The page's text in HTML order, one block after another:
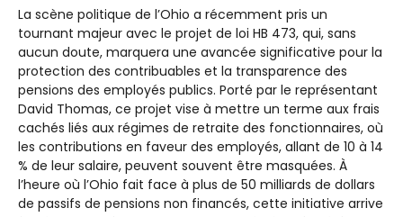
La scène politique de l’Ohio a récemment pris un
tournant majeur avec le projet de loi HB 473, qui, sans
aucun doute, marquera une avancée significative pour la
protection des contribuables et la transparence des
pensions des employés publics. Porté par le représentant
David Thomas, ce projet vise à mettre un terme aux frais
cachés liés aux régimes de retraite des fonctionnaires, où
les contributions en faveur des employés, allant de 10 à 14
% de leur salaire, peuvent souvent être masquées. À
l’heure où l’Ohio fait face à plus de 50 milliards de dollars
de passifs de pensions non financés, cette initiative arrive